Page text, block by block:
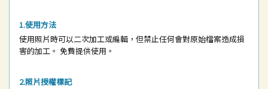
使用方法
使用照片時可以二次加工或編輯，但禁止任何會對原始檔案造成損
害的加工。 免費提供使用。
照片授權標記